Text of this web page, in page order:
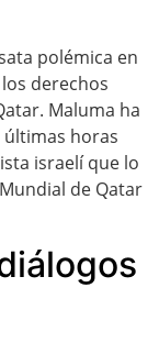
polémica en
derechos
Maluma ha
últimas horas
israelí que lo
de Qatar